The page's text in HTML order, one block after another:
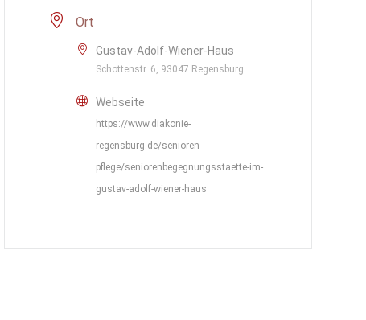
Ort
Gustav-Adolf-Wiener-Haus
Schottenstr. 6, 93047 Regensburg
Webseite
https://www.diakonie-
regensburg.de/senioren-
pflege/seniorenbegegnungsstaette-im-
gustav-adolf-wiener-haus